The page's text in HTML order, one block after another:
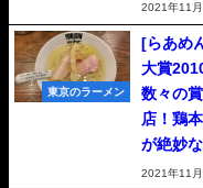
2021年11
東京のラーメン
[らあめ
大賞
数々の
店！鶏
が絶妙
2021年11月